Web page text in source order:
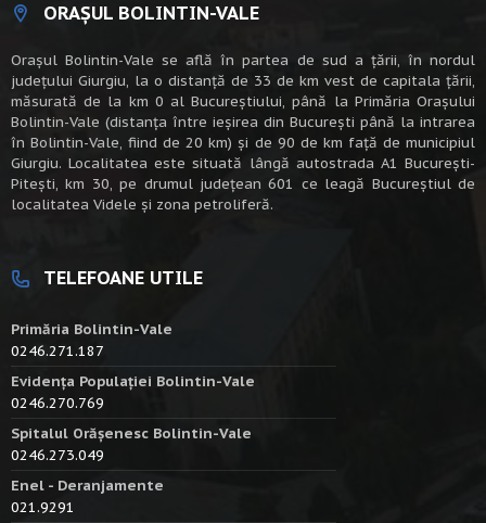
ORAȘUL BOLINTIN-VALE
Oraşul Bolintin-Vale se află în partea de sud a ţării, în nordul
judeţului Giurgiu, la o distanţă de 33 de km vest de capitala țării,
măsurată de la km 0 al Bucureștiului, până la Primăria Orașului
Bolintin-Vale (distanța între ieșirea din București până la intrarea
în Bolintin-Vale, fiind de 20 km) şi de 90 de km faţă de municipiul
Giurgiu. Localitatea este situată lângă autostrada A1 Bucureşti-
Piteşti, km 30, pe drumul judeţean 601 ce leagă Bucureştiul de
localitatea Videle şi zona petroliferă.
TELEFOANE UTILE
Primăria Bolintin-Vale
0246.271.187
Evidența Populației Bolintin-Vale
0246.270.769
Spitalul Orășenesc Bolintin-Vale
0246.273.049
Enel - Deranjamente
021.9291